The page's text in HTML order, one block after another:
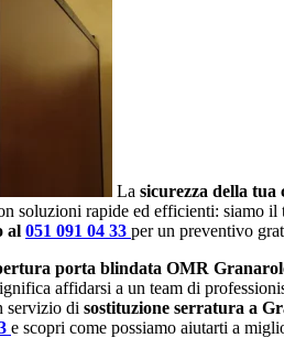
La sicurezza della tua
soluzioni rapide ed efficienti: siamo il
al 051 091 04 33 per un preventivo
porta blindata OMR
affidarsi a un team di
servizio di sostituzione serratura a
e scopri come possiamo aiutarti a